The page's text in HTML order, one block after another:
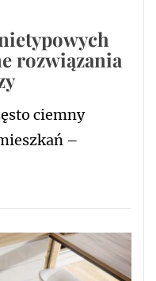
rozwiązania
ciemny
–